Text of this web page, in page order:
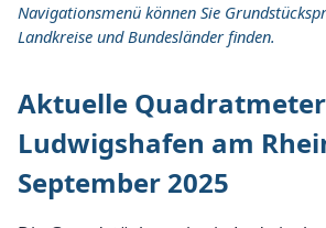
Navigationsmenü können Sie
Landkreise und Bundesländer finden.
Aktuelle
Ludwigshafen am
September 2025